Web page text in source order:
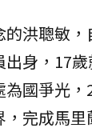
洪聰敏
身，17
國爭光
完成馬